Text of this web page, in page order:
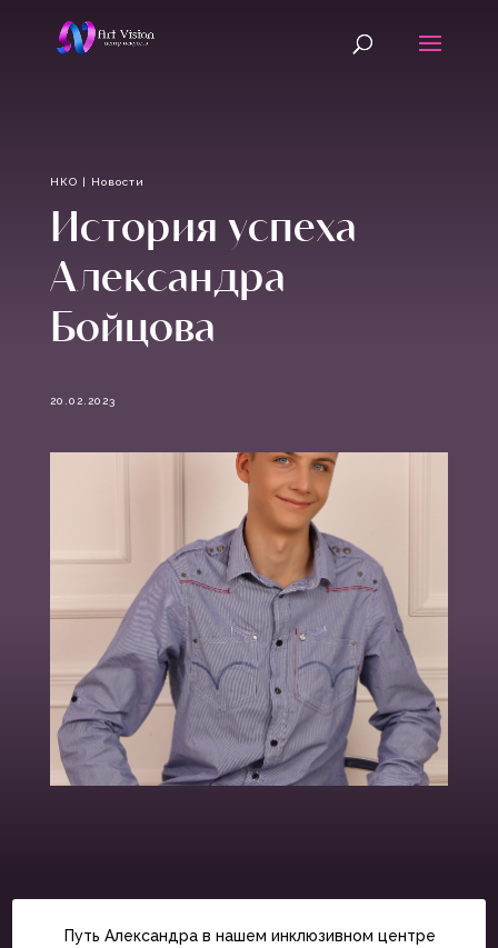
НКО | Новости
История успеха
Александра
Бойцова
20.02.2023
Путь Александра в нашем инклюзивном центре